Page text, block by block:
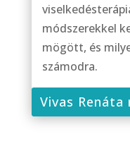
módszerekkel
mögött, és
számodra.
Vivas Renáta